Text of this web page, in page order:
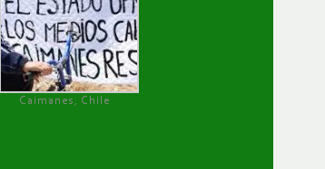
Caimanes, Chile